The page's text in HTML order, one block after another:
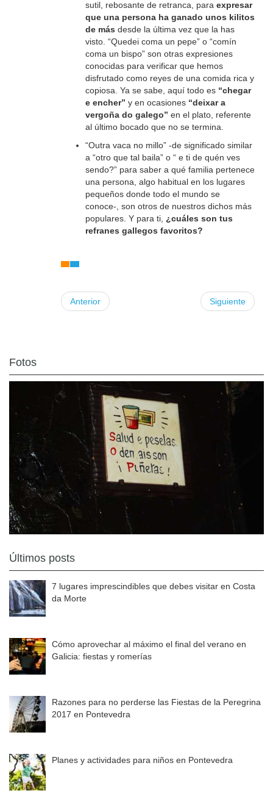
sutil, rebosante de retranca, para expresar
que una persona ha ganado unos kilitos
de más desde la última vez que la has
visto. “Quedei coma un pepe” o “comín
coma un bispo” son otras expresiones
conocidas para verificar que hemos
disfrutado como reyes de una comida rica y
copiosa. Ya se sabe, aquí todo es “chegar
e encher” y en ocasiones “deixar a
vergoña do galego” en el plato, referente
al último bocado que no se termina.
“Outra vaca no millo” -de significado similar
a “otro que tal baila” o “ e ti de quén ves
sendo?” para saber a qué familia pertenece
una persona, algo habitual en los lugares
pequeños donde todo el mundo se
conoce-, son otros de nuestros dichos más
populares. Y para ti, ¿cuáles son tus
refranes gallegos favoritos?
Anterior Siguiente
Fotos
Últimos posts
7 lugares imprescindibles que debes visitar en Costa
da Morte
Cómo aprovechar al máximo el final del verano en
Galicia: fiestas y romerías
Razones para no perderse las Fiestas de la Peregrina
2017 en Pontevedra
Planes y actividades para niños en Pontevedra